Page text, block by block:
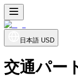
日本語 USD
交通パー